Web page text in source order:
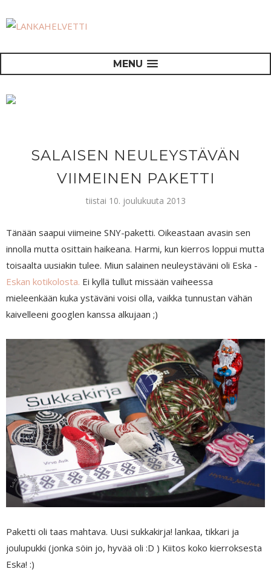
MENU
SALAISEN NEULEYSTÄVÄN
VIIMEINEN PAKETTI
tiistai 10. joulukuuta 2013
Tänään saapui viimeine SNY-paketti. Oikeastaan avasin sen
innolla mutta osittain haikeana. Harmi, kun kierros loppui mutta
toisaalta uusiakin tulee. Miun salainen neuleystäväni oli Eska -
Eskan kotikolosta. Ei kyllä tullut missään vaiheessa
mieleenkään kuka ystäväni voisi olla, vaikka tunnustan vähän
kaivelleeni googlen kanssa alkujaan ;)
Paketti oli taas mahtava. Uusi sukkakirja! lankaa, tikkari ja
joulupukki (jonka söin jo, hyvää oli :D ) Kiitos koko kierroksesta
Eska! :)